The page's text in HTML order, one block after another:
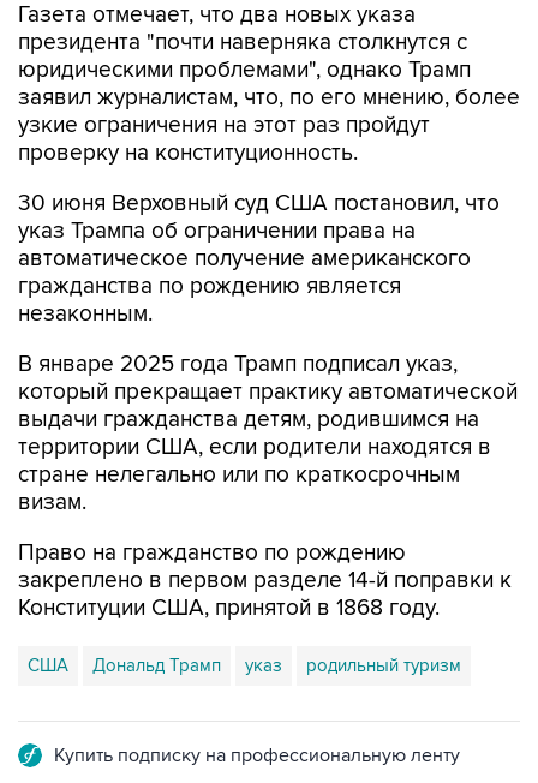
Газета отмечает, что два новых указа
президента "почти наверняка столкнутся с
юридическими проблемами", однако Трамп
заявил журналистам, что, по его мнению, более
узкие ограничения на этот раз пройдут
проверку на конституционность.
30 июня Верховный суд США постановил, что
указ Трампа об ограничении права на
автоматическое получение американского
гражданства по рождению является
незаконным.
В январе 2025 года Трамп подписал указ,
который прекращает практику автоматической
выдачи гражданства детям, родившимся на
территории США, если родители находятся в
стране нелегально или по краткосрочным
визам.
Право на гражданство по рождению
закреплено в первом разделе 14-й поправки к
Конституции США, принятой в 1868 году.
США Дональд Трамп указ родильный туризм
Купить подписку на профессиональную ленту